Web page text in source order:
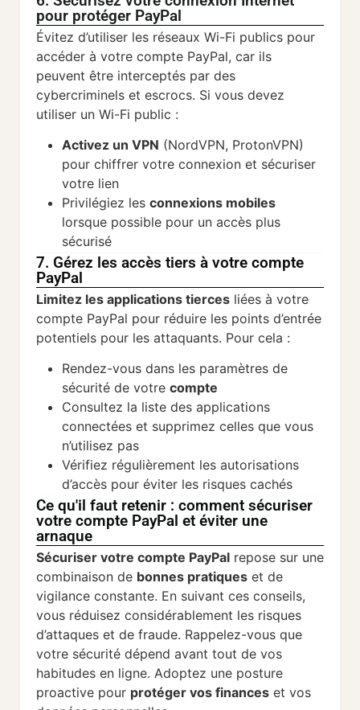
pour protéger PayPal
Évitez d’utiliser les réseaux Wi-Fi publics pour
accéder à votre compte PayPal, car ils
peuvent être interceptés par des
cybercriminels et escrocs. Si vous devez
utiliser un Wi-Fi public :
Activez un VPN (NordVPN, ProtonVPN)
pour chiffrer votre connexion et sécuriser
votre lien
Privilégiez les connexions mobiles
lorsque possible pour un accès plus
sécurisé
7. Gérez les accès tiers à votre compte
PayPal
Limitez les applications tierces liées à votre
compte PayPal pour réduire les points d’entrée
potentiels pour les attaquants. Pour cela :
Rendez-vous dans les paramètres de
sécurité de votre compte
Consultez la liste des applications
connectées et supprimez celles que vous
n’utilisez pas
Vérifiez régulièrement les autorisations
d’accès pour éviter les risques cachés
Ce qu'il faut retenir : comment sécuriser
votre compte PayPal et éviter une
arnaque
Sécuriser votre compte PayPal repose sur une
combinaison de bonnes pratiques et de
vigilance constante. En suivant ces conseils,
vous réduisez considérablement les risques
d’attaques et de fraude. Rappelez-vous que
votre sécurité dépend avant tout de vos
habitudes en ligne. Adoptez une posture
proactive pour protéger vos finances et vos